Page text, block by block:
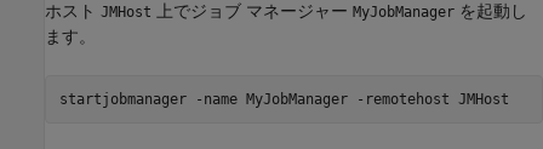
ホスト JMHost 上でジョブ マネージャー MyJobManager を起動し
ます。